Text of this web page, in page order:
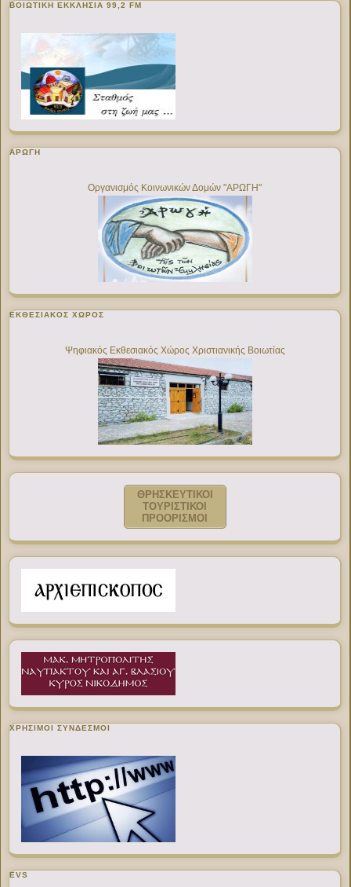
ΒΟΙΩΤΙΚΉ ΕΚΚΛΗΣΊΑ 99,2 FM
ΑΡΩΓΗ
Οργανισμός Κοινωνικών Δομών "ΑΡΩΓΗ"
ΕΚΘΕΣΙΑΚΌΣ ΧΏΡΟΣ
Ψηφιακός Εκθεσιακός Χώρος Χριστιανικής Βοιωτίας
ΘΡΗΣΚΕΥΤΙΚΟΙ
ΤΟΥΡΙΣΤΙΚΟΙ
ΠΡΟΟΡΙΣΜΟΙ
ΧΡΉΣΙΜΟΙ ΣΎΝΔΕΣΜΟΙ
EVS